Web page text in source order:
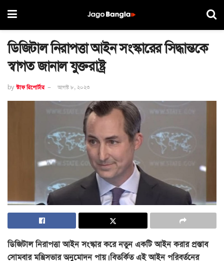
ডিজিটাল নিরাপত্তা আইন সংস্কারের সিদ্ধান্তকে
স্বাগত জানাল যুক্তরাষ্ট্র
by স্টাফ রিপোর্টার আগস্ট ৮, ২০২৩
ডিজিটাল নিরাপত্তা আইন সংস্কার করে নতুন একটি আইন করার প্রস্তাব
সোমবার মন্ত্রিসভার অনুমোদন পায়। বিতর্কিত এই আইন পরিবর্তনের